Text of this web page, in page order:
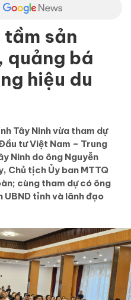
tầm sản
quảng bá
hiệu du
Tây Ninh vừa tham dự
tư Việt Nam – Trung
Ninh do ông Nguyễn
Chủ tịch Ủy ban MTTQ
cùng tham dự có ông
UBND tỉnh và lãnh đạo